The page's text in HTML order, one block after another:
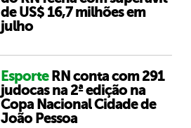
de US$ 16,7 milhões em
julho
Esporte RN conta com 291
judocas na 2ª edição na
Copa Nacional Cidade de
João Pessoa